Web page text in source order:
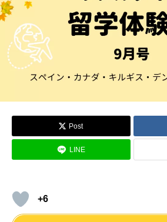
Post
LINE
+6